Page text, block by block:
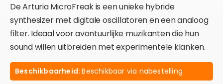
De Arturia MicroFreak is een unieke hybride
synthesizer met digitale oscillatoren en een analoog
filter. Ideaal voor avontuurlijke muzikanten die hun
sound willen uitbreiden met experimentele klanken.
Beschikbaarheid:Beschikbaar via nabestelling